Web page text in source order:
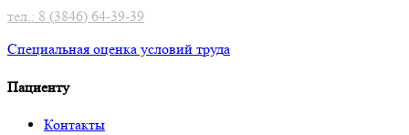
тел.: 8 (3846) 64-39-39
Специальная оценка условий труда
Пациенту
Контакты